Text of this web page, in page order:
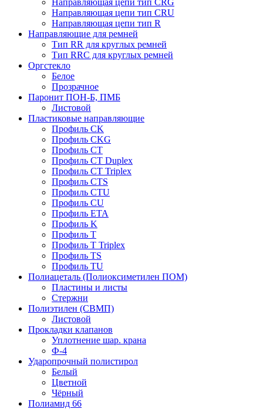
Направляющая цепи тип CRG
Направляющая цепи тип CRU
Направляющая цепи тип R
Направляющие для ремней
Тип RR для круглых ремней
Тип RRС для круглых ремней
Оргстекло
Белое
Прозрачное
Паронит ПОН-Б, ПМБ
Листовой
Пластиковые направляющие
Профиль CK
Профиль CKG
Профиль CT
Профиль CT Duplex
Профиль CT Triplex
Профиль CTS
Профиль CTU
Профиль CU
Профиль ETA
Профиль K
Профиль T
Профиль T Triplex
Профиль TS
Профиль TU
Полиацеталь (Полиоксиметилен ПОМ)
Пластины и листы
Стержни
Полиэтилен (СВМП)
Листовой
Прокладки клапанов
Уплотнение шар. крана
Ф-4
Ударопрочный полистирол
Белый
Цветной
Чёрный
Полиамид 66